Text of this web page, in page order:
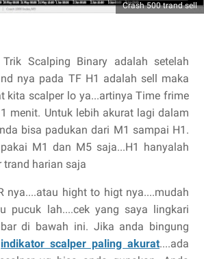
Crash 500 trand sell
Scalping Binary adalah setelah
nya pada TF H1 adalah sell maka
kita scalper lo ya...artinya Time frime
menit. Untuk lebih akurat lagi dalam
bisa padukan dari M1 sampai H1.
M1 dan M5 saja...H1 hanyalah
trand harian saja
nya....atau hight to higt nya....mudah
pucuk lah....cek yang saya lingkari
di bawah ini. Jika anda bingung
indikator scalper paling akurat....ada